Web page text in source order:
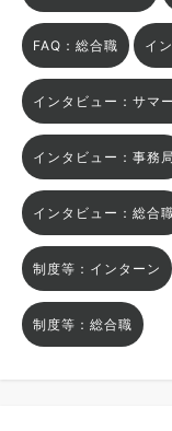
FAQ：総合職 イ
インタビュー：サマ
インタビュー：事務局
インタビュー：総合
制度等：インターン
制度等：総合職